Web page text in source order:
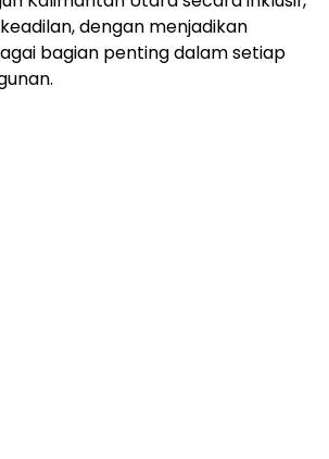
dengan menjadikan
bagian penting dalam setiap